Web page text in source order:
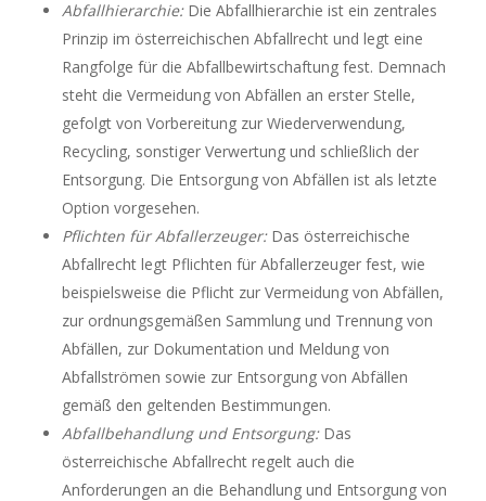
Abfallhierarchie:Die Abfallhierarchie ist ein zentrales
Prinzip im österreichischen Abfallrecht und legt eine
Rangfolge für die Abfallbewirtschaftung fest. Demnach
steht die Vermeidung von Abfällen an erster Stelle,
gefolgt von Vorbereitung zur Wiederverwendung,
Recycling, sonstiger Verwertung und schließlich der
Entsorgung. Die Entsorgung von Abfällen ist als letzte
Option vorgesehen.
Pflichten für Abfallerzeuger:Das österreichische
Abfallrecht legt Pflichten für Abfallerzeuger fest, wie
beispielsweise die Pflicht zur Vermeidung von Abfällen,
zur ordnungsgemäßen Sammlung und Trennung von
Abfällen, zur Dokumentation und Meldung von
Abfallströmen sowie zur Entsorgung von Abfällen
gemäß den geltenden Bestimmungen.
Abfallbehandlung und Entsorgung:Das
österreichische Abfallrecht regelt auch die
Anforderungen an die Behandlung und Entsorgung von